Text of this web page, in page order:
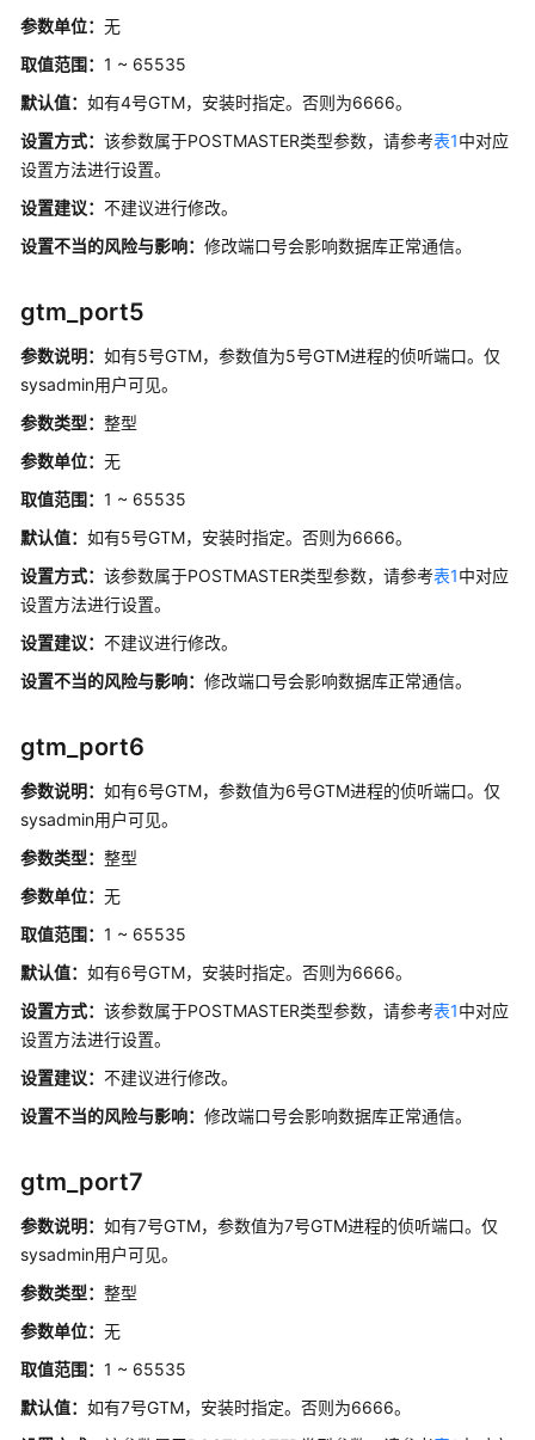
_V2.0-
10.x）
优
指
南
参
佳
实
践
性
能
皮
书
参
考
参
考
景
代
码
示
例
常
问
题
频
帮
特
性
南
参数单位： 无
取值范围： 1 ~ 65535
默认值： 如有4号GTM，安装时指定。否则为6666。
设置方式： 该参数属于POSTMASTER类型参数，请参考表1中对应
设置方法进行设置。
设置建议： 不建议进行修改。
设置不当的风险与影响： 修改端口号会影响数据库正常通信。
gtm_port5
参数说明： 如有5号GTM，参数值为5号GTM进程的侦听端口。仅
sysadmin用户可见。
参数类型： 整型
参数单位： 无
取值范围： 1 ~ 65535
默认值： 如有5号GTM，安装时指定。否则为6666。
设置方式： 该参数属于POSTMASTER类型参数，请参考表1中对应
设置方法进行设置。
设置建议： 不建议进行修改。
设置不当的风险与影响： 修改端口号会影响数据库正常通信。
gtm_port6
参数说明： 如有6号GTM，参数值为6号GTM进程的侦听端口。仅
sysadmin用户可见。
参数类型： 整型
参数单位： 无
取值范围： 1 ~ 65535
默认值： 如有6号GTM，安装时指定。否则为6666。
设置方式： 该参数属于POSTMASTER类型参数，请参考表1中对应
设置方法进行设置。
设置建议： 不建议进行修改。
设置不当的风险与影响： 修改端口号会影响数据库正常通信。
gtm_port7
参数说明： 如有7号GTM，参数值为7号GTM进程的侦听端口。仅
sysadmin用户可见。
参数类型： 整型
参数单位： 无
取值范围： 1 ~ 65535
默认值： 如有7号GTM，安装时指定。否则为6666。